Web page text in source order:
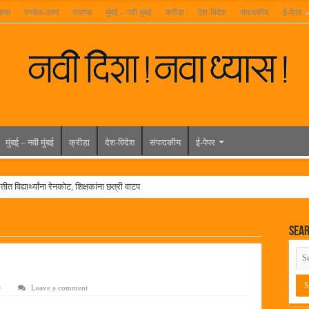
पनवेल-उरण रायगड मुंबई – नवी मुंबई क्रीडा देश-विदेश संपादकीय ई-पेपर
मुंबई – नवी मुंबई क्रीडा देश-विदेश संपादकीय ई-पेपर
विद्यार्थ्यांना रेनकोट, शिक्षकांना छत्री वाटप
वाढदिवसानिमित्त राज्यभरातून शुभेच्छांचा वर्षाव
जाहीर
Leave a comment